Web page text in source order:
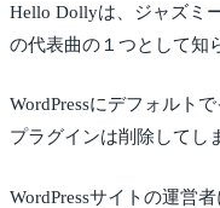
Hello Dollyは、ジャズミ
の代表曲の１つとして知
WordPressにデフォルト
プラグインは削除してし
WordPressサイトの運営